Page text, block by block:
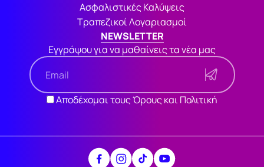
Ασφαλιστικές Καλύψεις
Τραπεζικοί Λογαριασμοί
NEWSLETTER
Εγγράψου για να μαθαίνεις τα νέα μας
Αποδέχομαι τους Όρους και Πολιτική